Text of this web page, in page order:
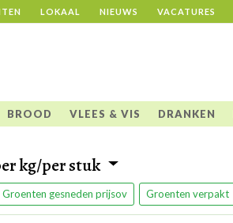
LOKAAL NIEUWS VACATURES
BROOD VLEES & VIS DRANKEN
kg/per stuk
Groenten gesneden prijsov Groenten verpakt